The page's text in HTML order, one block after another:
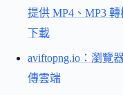
提供 MP4、MP3
下載
aviftopng.io：瀏覽
傳雲端